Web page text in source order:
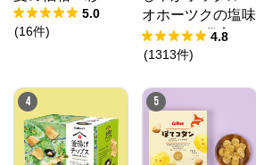
5.0
(16件)
オホーツクの塩味
（18g×10袋入）
4.8
(1313件)
4 5